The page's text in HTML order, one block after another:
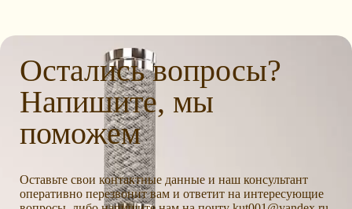
Остались вопросы?
Напишите, мы
поможем
Оставьте свои контактные данные и наш консультант
оперативно перезвонит вам и ответит на интересующие